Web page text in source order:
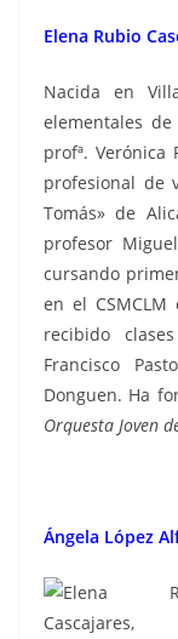
Elena Rubio
Nacida en
elementales
profª. Verónica
profesional de
Tomás» de
profesor
cursando
en el
recibido
Francisco
Donguen. Ha
Orquesta Joven
Ángela López